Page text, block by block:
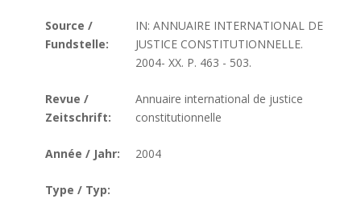
Source /
Fundstelle:
IN: ANNUAIRE INTERNATIONAL DE
JUSTICE CONSTITUTIONNELLE.
2004- XX. P. 463 - 503.
Revue /
Zeitschrift:
Annuaire international de justice
constitutionnelle
Année / Jahr: 2004
Type / Typ: